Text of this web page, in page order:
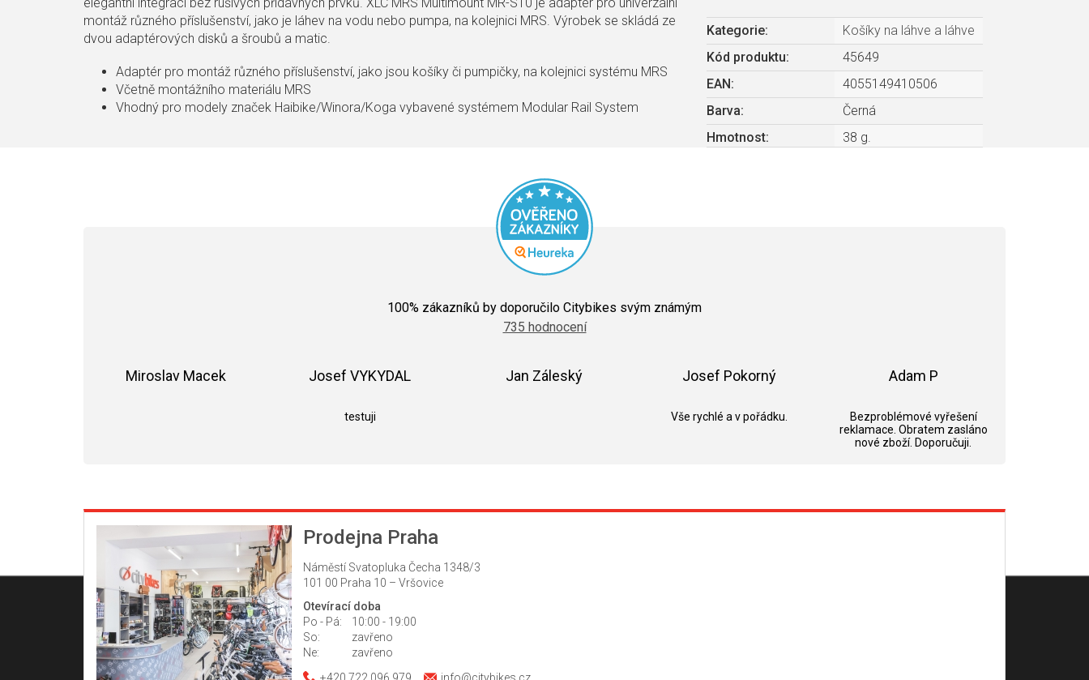
montáž různého příslušenství, jako je láhev na vodu nebo pumpa, na kolejnici MRS. Výrobek se skládá ze
dvou adaptérových disků a šroubů a matic.
Adaptér pro montáž různého příslušenství, jako jsou košíky či pumpičky, na kolejnici systému MRS
Včetně montážního materiálu MRS
Vhodný pro modely značek Haibike/Winora/Koga vybavené systémem Modular Rail System
Kategorie:
Košíky na láhve a láhve
Kód produktu:
45649
EAN:
4055149410506
Barva:
Černá
Hmotnost: 38 g.
hodnocení
obchodu
je
5
hvězdiček.
100% zákazníků by doporučilo Citybikes svým známým
735 hodnocení
Miroslav Macek Josef VYKYDAL
testuji
Jan Záleský Josef Pokorný
Vše rychlé a v pořádku.
Adam P
Bezproblémové vyřešení
reklamace. Obratem zasláno
nové zboží. Doporučuji.
Prodejna Praha
Náměstí Svatopluka Čecha 1348/3
101 00 Praha 10 – Vršovice
Otevírací doba
Po - Pá:
10:00 - 19:00
So:
zavřeno
Ne:
zavřeno
+420 722 096 979
info@citybikes.cz